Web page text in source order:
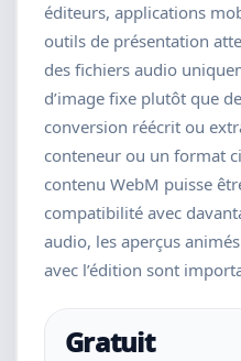
éditeurs, applications
outils de présentation
des fichiers audio
d’image fixe plutôt que
conversion réécrit ou
conteneur ou un format
contenu WebM puisse
compatibilité avec
audio, les aperçus
avec l’édition sont
Gratuit